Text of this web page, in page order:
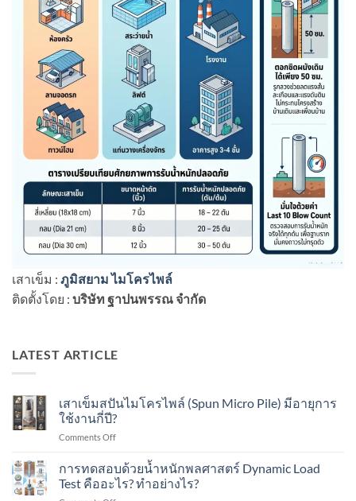
เสาเข็ม : ภูมิสยาม ไมโครไพล์
ติดตั้งโดย : บริษัท ฐาปนพรรณ จำกัด
LATEST ARTICLE
เสาเข็มสปันไมโครไพล์ (Spun Micro Pile) มีอายุการ
ใช้งานกี่ปี?
Comments Offon
เข็ม
ส
ปัน
การทดสอบด้วยน้ำหนักพลศาสตร์ Dynamic Load
Test คืออะไร? ทำอย่างไร?